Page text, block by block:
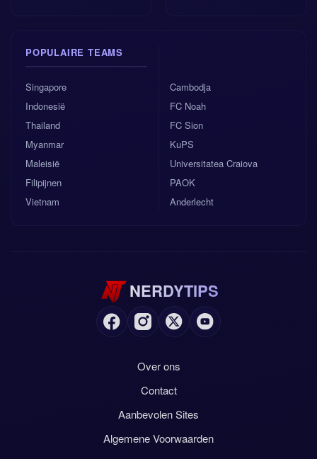
POPULAIRE TEAMS
Singapore
Indonesië
Thailand
Myanmar
Maleisië
Filipijnen
Vietnam
Cambodja
FC Noah
FC Sion
KuPS
Universitatea Craiova
PAOK
Anderlecht
NERDYTIPS
Over ons
Contact
Aanbevolen Sites
Algemene Voorwaarden